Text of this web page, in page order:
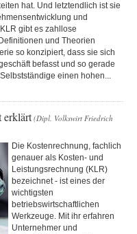
hat. Und letztendlich ist sie
und
gibt es zahllose
und Theorien
so konzipiert, dass sie sich
befasst und so gerade
einen hohen...
erklärt (Dipl. Volkswirt Friedrich
Die Kostenrechnung, fachlich
genauer als Kosten- und
Leistungsrechnung (KLR)
bezeichnet - ist eines der
wichtigsten
betriebswirtschaftlichen
Werkzeuge. Mit ihr erfahren
Unternehmer und